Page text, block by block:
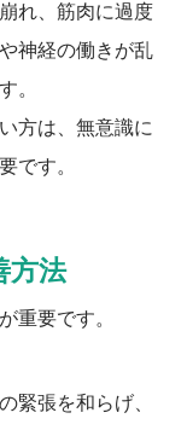
れ、筋肉に過度
神経の働きが乱
。
方は、無意識に
です。
方法
重要です。
緊張を和らげ、